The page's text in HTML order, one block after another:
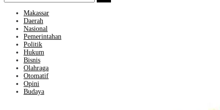
Makassar
Daerah
Nasional
Pemerintahan
Politik
Hukum
Bisnis
Olahraga
Otomatif
Opini
Budaya